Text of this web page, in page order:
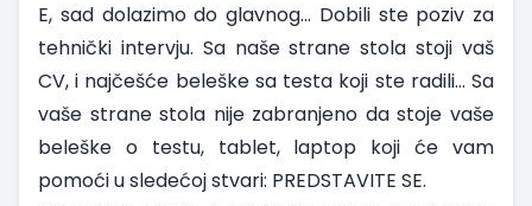
E, sad dolazimo do glavnog… Dobili ste poziv za
tehnički intervju. Sa naše strane stola stoji vaš
CV, i najčešće beleške sa testa koji ste radili… Sa
vaše strane stola nije zabranjeno da stoje vaše
beleške o testu, tablet, laptop koji će vam
pomoći u sledećoj stvari: PREDSTAVITE SE.